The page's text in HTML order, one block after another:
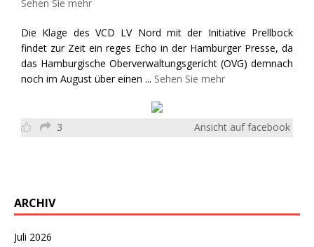
Sehen Sie mehr
Die Klage des VCD LV Nord mit der Initiative Prellbock
findet zur Zeit ein reges Echo in der Hamburger Presse, da
das Hamburgische Oberverwaltungsgericht (OVG) demnach
noch im August über einen ... Sehen Sie mehr
3 Ansicht auf facebook
ARCHIV
Juli 2026